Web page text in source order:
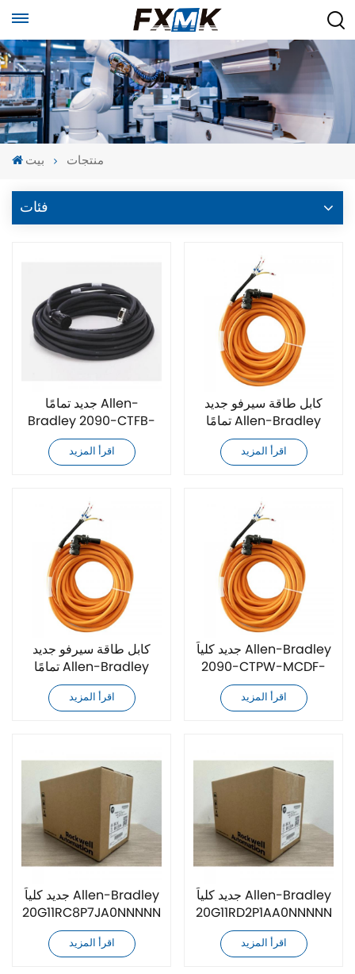
بيت منتجات
فئات
جديد تمامًا Allen-
Bradley 2090-CTFB-
MFDD-CFA10 كابل طاقة
سيرفو
اقرأ المزيد
كابل طاقة سيرفو جديد
تمامًا Allen-Bradley
2090-CTPW-MDDF-
12A10
اقرأ المزيد
كابل طاقة سيرفو جديد
تمامًا Allen-Bradley
2090-CTFB-MFDD-
CFA10
اقرأ المزيد
جديد كلياً Allen-Bradley
2090-CTPW-MCDF-
16A10 كابل طاقة سيرفو
اقرأ المزيد
جديد كلياً Allen-Bradley
20G11RC8P7JA0NNNNN
محرك AC
اقرأ المزيد
جديد كلياً Allen-Bradley
20G11RD2P1AA0NNNNN
محرك AC
اقرأ المزيد